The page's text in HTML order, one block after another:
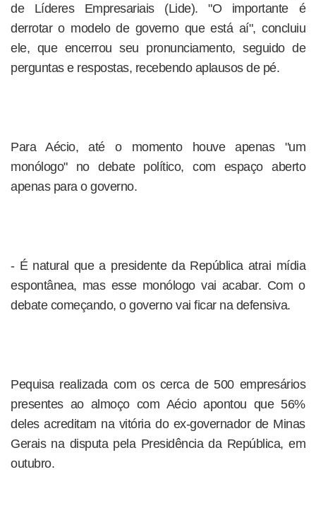
de Líderes Empresariais (Lide). "O importante é
derrotar o modelo de governo que está aí", concluiu
ele, que encerrou seu pronunciamento, seguido de
perguntas e respostas, recebendo aplausos de pé.
Para Aécio, até o momento houve apenas "um
monólogo" no debate político, com espaço aberto
apenas para o governo.
- É natural que a presidente da República atrai mídia
espontânea, mas esse monólogo vai acabar. Com o
debate começando, o governo vai ficar na defensiva.
Pequisa realizada com os cerca de 500 empresários
presentes ao almoço com Aécio apontou que 56%
deles acreditam na vitória do ex-governador de Minas
Gerais na disputa pela Presidência da República, em
outubro.